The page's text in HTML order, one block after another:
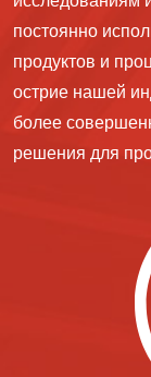
постоянно
продуктов и
острие нашей
более
решения для